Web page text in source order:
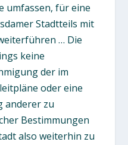
umfassen, für eine
Stadtteils mit
… Die
keine
der im
oder eine
anderer zu
Bestimmungen
also weiterhin zu